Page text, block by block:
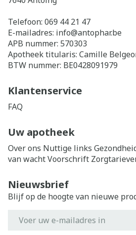
Telefoon: 069 44 21 47
E-mailadres: info@antophar.be
APB nummer: 570303
Apotheek titularis: Camille
BTW nummer: BE0428091979
Klantenservice
FAQ
Uw apotheek
Over ons Nuttige links
van wachtVoorschrift
Nieuwsbrief
Blijf op de hoogte van nieuwe